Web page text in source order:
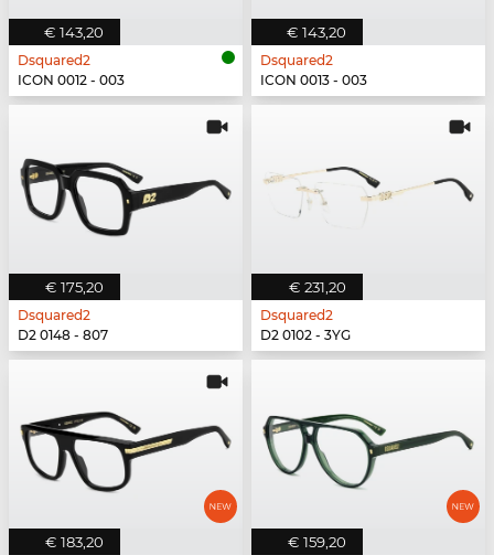
€ 143,20
Dsquared2
ICON 0012 - 003
€ 143,20
Dsquared2
ICON 0013 - 003
€ 175,20
Dsquared2
D2 0148 - 807
€ 231,20
Dsquared2
D2 0102 - 3YG
€ 183,20 € 159,20